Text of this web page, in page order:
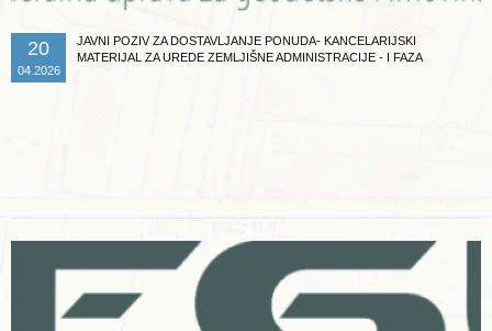
20
04.2026
JAVNI POZIV ZA DOSTAVLJANJE PONUDA- KANCELARIJSKI
MATERIJAL ZA UREDE ZEMLJIŠNE ADMINISTRACIJE - I FAZA